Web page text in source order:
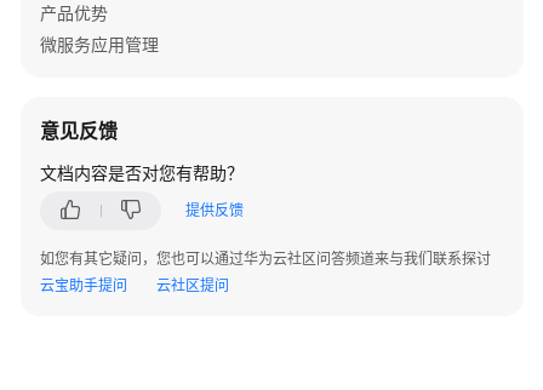
置
类
务
资
源
类
网
络
产品优势
微服务应用管理
意见反馈
文档内容是否对您有帮助？
提供反馈
如您有其它疑问，您也可以通过华为云社区问答频道来与我们联系探讨
云宝助手提问
云社区提问